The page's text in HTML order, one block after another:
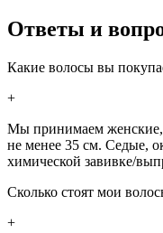
Ответы и
Какие волосы вы
+
Мы принимаем женские,
не менее 35 см. Седые,
химической завивке/
Сколько стоят мои
+